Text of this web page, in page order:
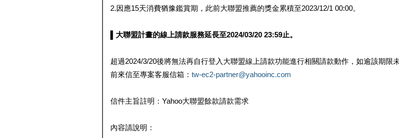
2.因應15天消費猶豫鑑賞期，此前大聯盟推薦的獎金累積至2023/12/1 00:00。
▌大聯盟計畫的線上請款服務延長至2024/03/20 23:59止。
超過2024/3/20後將無法再自行登入大聯盟線上請款功能進行相關請款動作，如逾該期限
前來信至專案客服信箱： tw-ec2-partner@yahooinc.com
信件主旨註明：Yahoo大聯盟餘款請款需求
內容請說明：